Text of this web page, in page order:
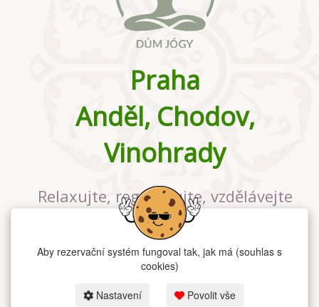
Praha
Anděl, Chodov,
Vinohrady
Relaxujte, regenerujte, vzdělávejte
se v největším jógovém studiu v
Praze
Aby rezervační systém fungoval tak, jak má (souhlas s
cookies)
Nastavení Povolit vše